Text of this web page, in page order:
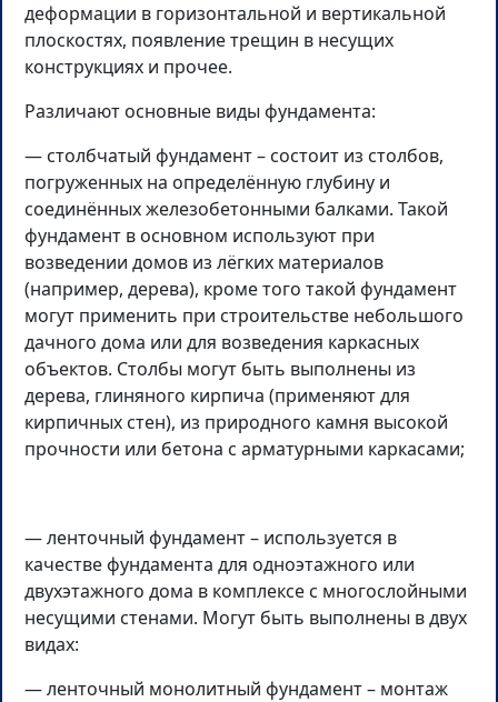
деформации в горизонтальной и вертикальной
плоскостях, появление трещин в несущих
конструкциях и прочее.
Различают основные виды фундамента:
— столбчатый фундамент – состоит из столбов,
погруженных на определённую глубину и
соединённых железобетонными балками. Такой
фундамент в основном используют при
возведении домов из лёгких материалов
(например, дерева), кроме того такой фундамент
могут применить при строительстве небольшого
дачного дома или для возведения каркасных
объектов. Столбы могут быть выполнены из
дерева, глиняного кирпича (применяют для
кирпичных стен), из природного камня высокой
прочности или бетона с арматурными каркасами;
— ленточный фундамент – используется в
качестве фундамента для одноэтажного или
двухэтажного дома в комплексе с многослойными
несущими стенами. Могут быть выполнены в двух
видах:
— ленточный монолитный фундамент – монтаж